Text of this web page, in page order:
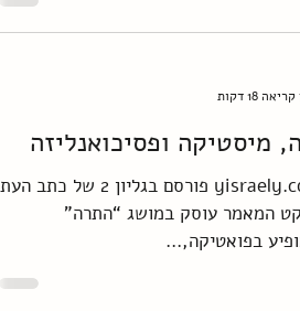
https://drive.google.com/file/d/
3-
https://drive.google.com/
drive.google.com/file/d/
I0cUOZxt5mz6-
18 דקות
מיסטיקה ופסיכואנליזה
ד"ר יהודה ישראלי yisraely.com פורסם בגליון 2 של כתב העת
המאמר עוסק במושג “התרה”
בפואטיקה,...